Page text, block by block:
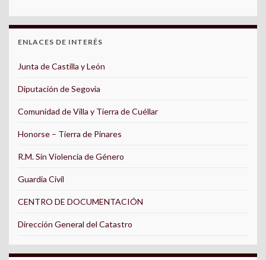
ENLACES DE INTERÉS
Junta de Castilla y León
Diputación de Segovia
Comunidad de Villa y Tierra de Cuéllar
Honorse – Tierra de Pinares
R.M. Sin Violencia de Género
Guardia Civil
CENTRO DE DOCUMENTACIÓN
Dirección General del Catastro